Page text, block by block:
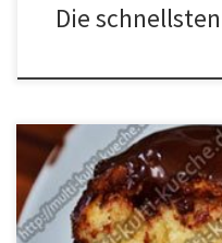
Die
Zutaten 2 Pack.
2 Eier 80g Zucker 1 Pack.